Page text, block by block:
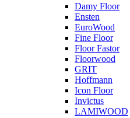
Damy Floor
Ensten
EuroWood
Fine Floor
Floor Fastor
Floorwood
GRIT
Hoffmann
Icon Floor
Invictus
LAMIWOOD